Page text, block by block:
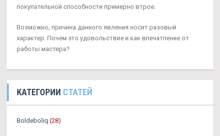
покупательной способности примерно втрое.
Возможно, причина данного явления носит разовый
характер. Почем это удовольствие и как впечатление от
работы мастера?
КАТЕГОРИИ СТАТЕЙ
Boldeboliq (28)